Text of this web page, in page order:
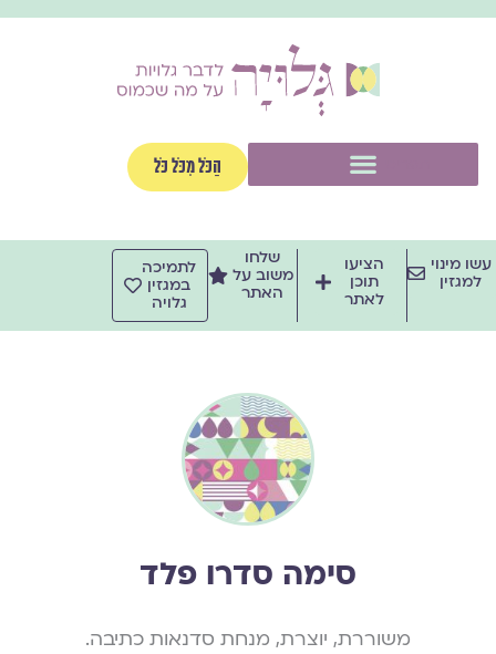
לתוכן
הַכֹּל מִכֹּל כֹּל
עשו מינוי
למגזין
הציעו
תוכן
לאתר
שלחו
משוב על
האתר
לתמיכה
במגזין
גלויה
סימה סדרו פלד
משוררת, יוצרת, מנחת סדנאות כתיבה.